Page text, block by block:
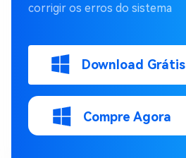
corrigir os erros do sistema
Download Grátis
Compre Agora